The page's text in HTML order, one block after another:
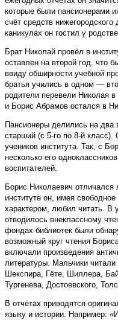
которые были пансионерами
счёт средств
каникулах он гостил у
Брат Николай провёл в
оставлен на второй год, что
ввиду обширности учебной
братья учились в одном —
родители перевели Николая
и Борис Абрамов остался в
Пансионеры делились на два
старший (с 5-го по 8-й
учеников института. Так, с
несколько его
воспитателей.
Борис Николаевич
институте он, имея
характером, любил читать. В
отводилось внеклассному
фондах библиотек были
возможный круг чтения
включали произведения
литературы. Мальчики
Шекспира, Гёте, Шиллера,
Тургенева, Достоевского,
В отчётах приводятся
языку и истории. Например: